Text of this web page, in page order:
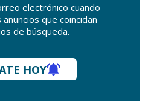
electrónico cuando
que coincidan
de búsqueda.
HOY